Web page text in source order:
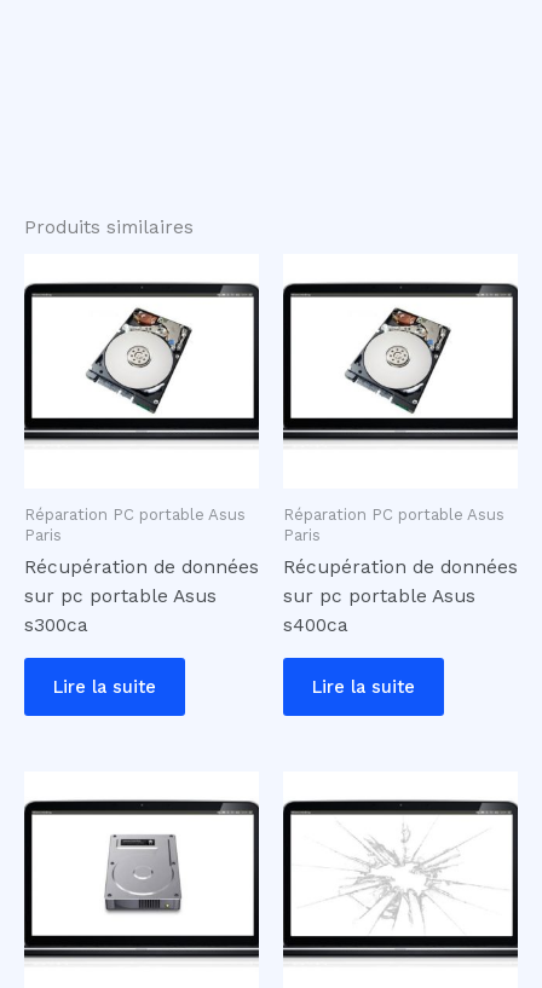
Produits similaires
Réparation PC portable Asus
Paris
Récupération de données
sur pc portable Asus
s300ca
Lire la suite
Réparation PC portable Asus
Paris
Récupération de données
sur pc portable Asus
s400ca
Lire la suite